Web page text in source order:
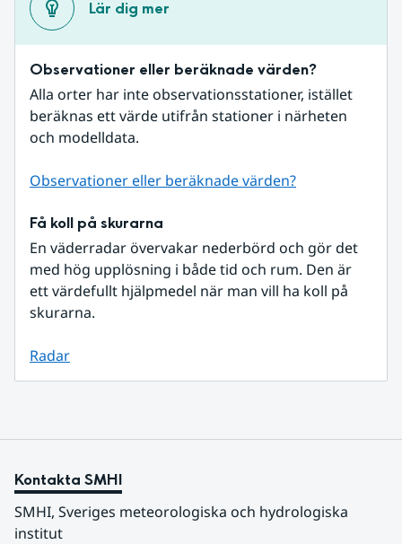
Lär dig mer
Observationer eller beräknade värden?
Alla orter har inte observationsstationer, istället
beräknas ett värde utifrån stationer i närheten
och modelldata.
Observationer eller beräknade värden?
Få koll på skurarna
En väderradar övervakar nederbörd och gör det
med hög upplösning i både tid och rum. Den är
ett värdefullt hjälpmedel när man vill ha koll på
skurarna.
Radar
Kontakta SMHI
SMHI, Sveriges meteorologiska och hydrologiska
institut